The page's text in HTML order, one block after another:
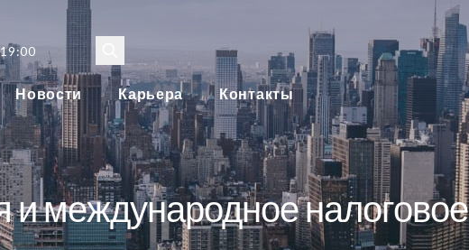
Новости Карьера Контакты
и международное налоговое